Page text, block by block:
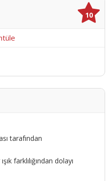
10
tarafından
farklılığından dolayı